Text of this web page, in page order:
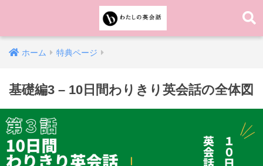
ホーム 特典ページ
基礎編3 – 10日間わりきり英会話の全体図